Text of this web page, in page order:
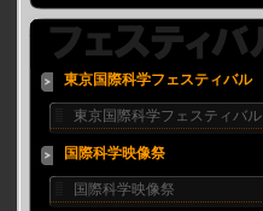
東京国際科学フェスティバル
東京国際科学フェスティバル
国際科学映像祭
国際科学映像祭